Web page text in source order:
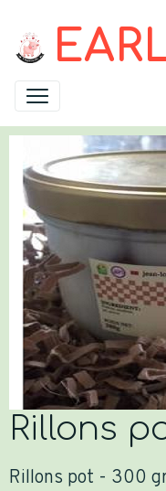
Rillons
Rillons pot - 300